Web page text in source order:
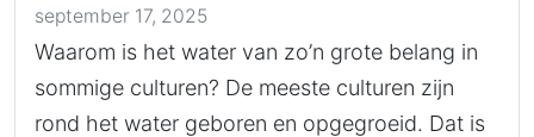
september 17, 2025
Waarom is het water van zo’n grote belang in
sommige culturen? De meeste culturen zijn
rond het water geboren en opgegroeid. Dat is